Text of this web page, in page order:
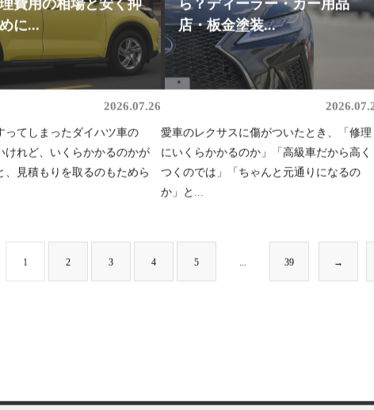
費用の相場と安く抑
に...
2026.07.26
ってしまったダイハツ車の
けれど、いくらかかるのかが
、見積もりを取るのもためら
ら？ディーラー・カー用品
店・板金塗装...
愛車のレクサスに傷がついたとき、「修理
にいくらかかるのか」「高級車だから高く
つくのでは」「ちゃんと元通りになるの
か」と...
1 2 3 4 5 ... 39 →